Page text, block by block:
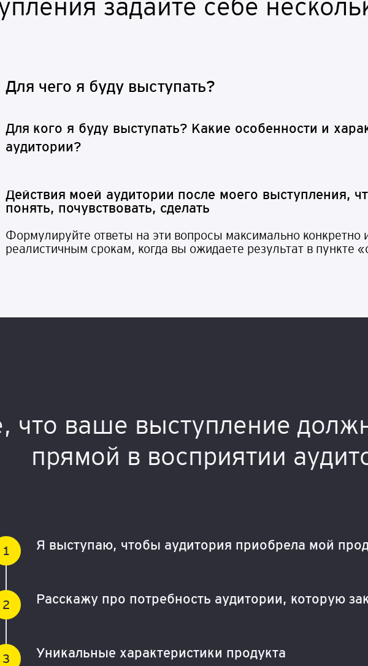
задайте себе
Для чего я буду выступать?
Для кого я буду выступать? Какие особенности и хара
аудитории?
Действия моей аудитории после моего выступления, чт
понять, почувствовать, сделать
Формулируйте ответы на эти вопросы максимально конкретно
реалистичным срокам, когда вы ожидаете результат в пункте
что ваше выступление
прямой в восприятии
Я выступаю, чтобы аудитория приобрела мой
Расскажу про потребность аудитории, которую
Уникальные характеристики продукта